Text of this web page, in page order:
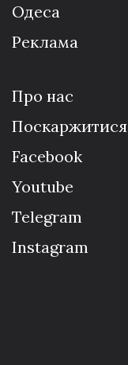
Одеса
Реклама
Про нас
Поскаржитися
Facebook
Youtube
Telegram
Instagram